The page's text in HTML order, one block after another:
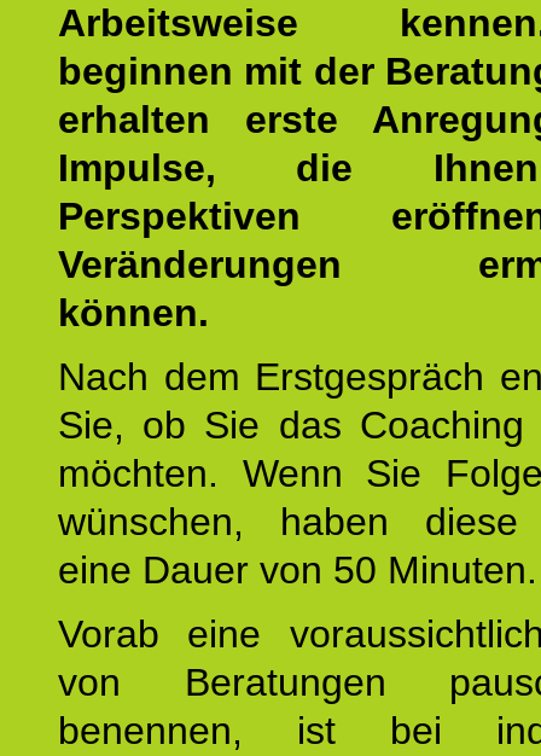
Arbeitsweise
beginnen mit der
erhalten erste
Impulse, die
Perspektiven
Veränderungen
können.
Nach dem Erstgespräch
Sie, ob Sie das Coaching
möchten. Wenn Sie
wünschen, haben diese
eine Dauer von 50 Minuten.
Vorab eine
von Beratungen
benennen, ist bei